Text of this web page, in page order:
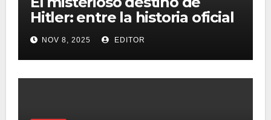
Hitler: entre la historia oficial
y la teoría de la conspiración
NOV 8, 2025 EDITOR